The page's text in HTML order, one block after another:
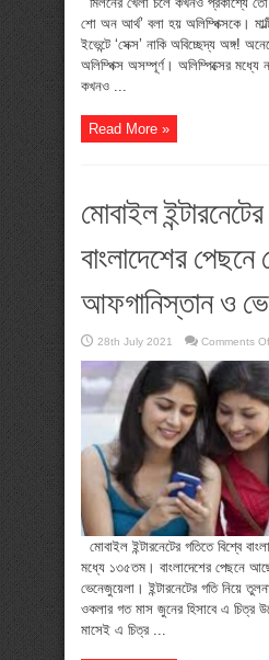
শো অন আর্থ’ বলা হয় অলিম্পিক্সকে।
ইভেন্টে ‘সেক্স’ নাকি অবিচ্ছেদ্য অঙ্গ!
অলিম্পিক্স অসম্পূর্ণ। অলিম্পিক্সের মধ্যে
কখনও ...
Read More »
মোবাইল
বাংলাদেশের
আফগানিস্তান ও
28th July 2021 Comments
মোবাইল ইন্টারনেটের গতিতে বিশ্বে
মধ্যে ১৩৫তম। বাংলাদেশের পেছনে
ভেনেজুয়েলা। ইন্টারনেটের গতি নিয়ে
ওকলার গত মাস জুনের হিসাবে এ চিত্র
মাসেই এ চিত্র ...